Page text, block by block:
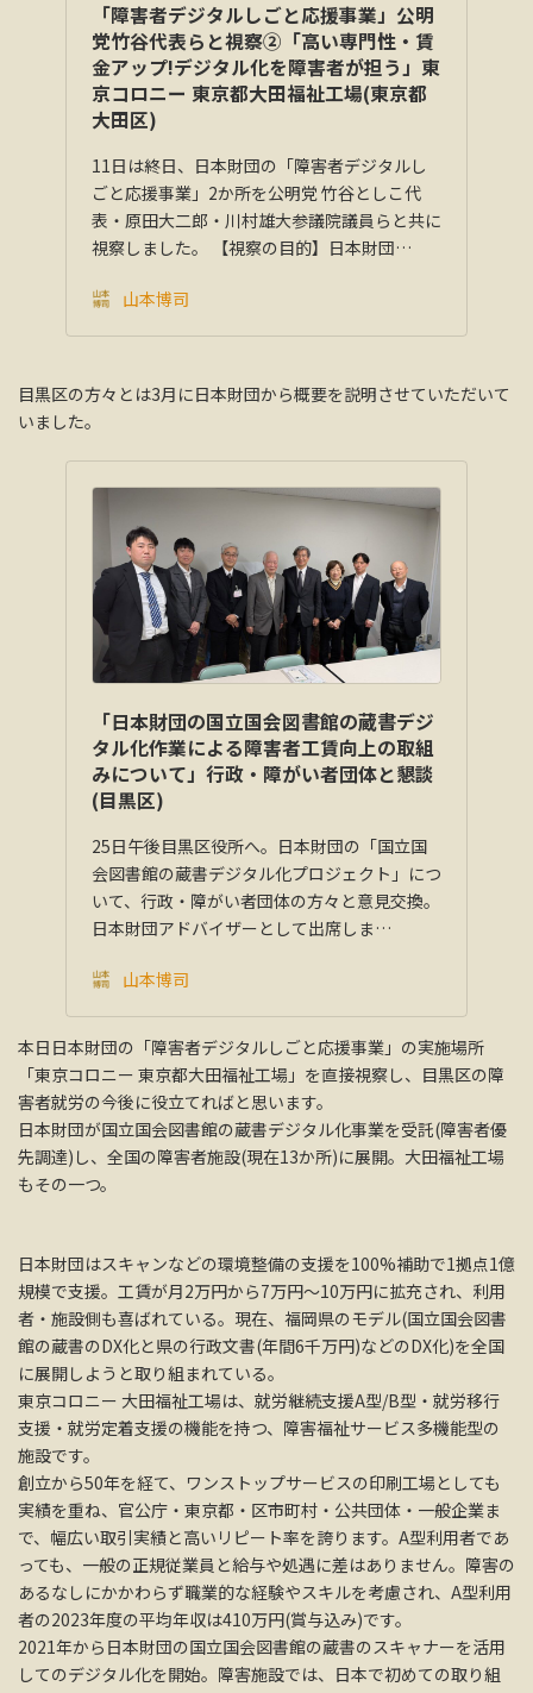
「障害者デジタルしごと応援事業」公明
党竹谷代表らと視察②「高い専門性・賃
金アップ!デジタル化を障害者が担う」東
京コロニー 東京都大田福祉工場(東京都
大田区)
11日は終日、日本財団の「障害者デジタルし
ごと応援事業」2か所を公明党 竹谷としこ代
表・原田大二郎・川村雄大参議院議員らと共に
視察しました。 【視察の目的】日本財団…
山本博司
目黒区の方々とは3月に日本財団から概要を説明させていただいて
いました。
「日本財団の国立国会図書館の蔵書デジ
タル化作業による障害者工賃向上の取組
みについて」行政・障がい者団体と懇談
(目黒区)
25日午後目黒区役所へ。日本財団の「国立国
会図書館の蔵書デジタル化プロジェクト」につ
いて、行政・障がい者団体の方々と意見交換。
日本財団アドバイザーとして出席しま…
山本博司
本日日本財団の「障害者デジタルしごと応援事業」の実施場所
「東京コロニー 東京都大田福祉工場」を直接視察し、目黒区の障
害者就労の今後に役立てればと思います。
日本財団が国立国会図書館の蔵書デジタル化事業を受託(障害者優
先調達)し、全国の障害者施設(現在13か所)に展開。大田福祉工場
もその一つ。
日本財団はスキャンなどの環境整備の支援を100%補助で1拠点1億
規模で支援。工賃が月2万円から7万円～10万円に拡充され、利用
者・施設側も喜ばれている。現在、福岡県のモデル(国立国会図書
館の蔵書のDX化と県の行政文書(年間6千万円)などのDX化)を全国
に展開しようと取り組まれている。
東京コロニー 大田福祉工場は、就労継続支援A型/B型・就労移行
支援・就労定着支援の機能を持つ、障害福祉サービス多機能型の
施設です。
創立から50年を経て、ワンストップサービスの印刷工場としても
実績を重ね、官公庁・東京都・区市町村・公共団体・一般企業ま
で、幅広い取引実績と高いリピート率を誇ります。A型利用者であ
っても、一般の正規従業員と給与や処遇に差はありません。障害の
あるなしにかかわらず職業的な経験やスキルを考慮され、A型利用
者の2023年度の平均年収は410万円(賞与込み)です。
2021年から日本財団の国立国会図書館の蔵書のスキャナーを活用
してのデジタル化を開始。障害施設では、日本で初めての取り組